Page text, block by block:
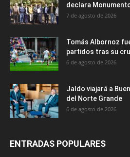
declara
7 de agosto de 2026
Tomás Albornoz
partidos tras su
6 de agosto de 2026
Jaldo viajará a
del Norte Grande
6 de agosto de 2026
ENTRADAS POPULARES